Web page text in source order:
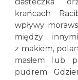
krańcach
wpływy
między
z makiem,
masłem lub
pudrem.